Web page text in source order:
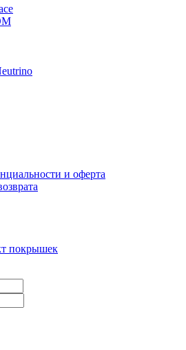
и оферта
покрышек